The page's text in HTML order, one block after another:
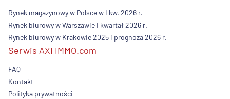
Rynek magazynowy w Polsce w I kw. 2026 r.
Rynek biurowy w Warszawie I kwartał 2026 r.
Rynek biurowy w Krakowie 2025 i prognoza 2026 r.
Serwis AXI IMMO.com
FAQ
Kontakt
Polityka prywatności